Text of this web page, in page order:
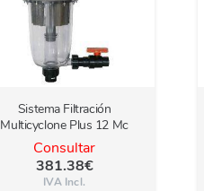
Sistema Filtración
Multicyclone Plus 12 Mc
Consultar
381.38€
IVA Incl.